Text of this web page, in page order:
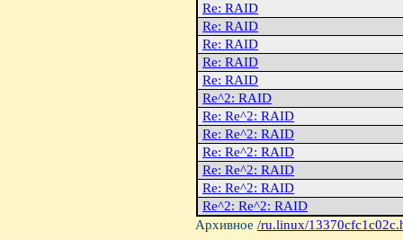
Re: RAID
Re: RAID
Re: RAID
Re: RAID
Re: RAID
Re^2: RAID
Re: Re^2: RAID
Re: Re^2: RAID
Re: Re^2: RAID
Re: Re^2: RAID
Re: Re^2: RAID
Re^2: Re^2: RAID
Архивное /ru.linux/